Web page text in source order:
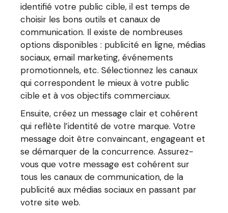
identifié votre public cible, il est temps de
choisir les bons outils et canaux de
communication. Il existe de nombreuses
options disponibles : publicité en ligne, médias
sociaux, email marketing, événements
promotionnels, etc. Sélectionnez les canaux
qui correspondent le mieux à votre public
cible et à vos objectifs commerciaux.
Ensuite, créez un message clair et cohérent
qui reflète l’identité de votre marque. Votre
message doit être convaincant, engageant et
se démarquer de la concurrence. Assurez-
vous que votre message est cohérent sur
tous les canaux de communication, de la
publicité aux médias sociaux en passant par
votre site web.